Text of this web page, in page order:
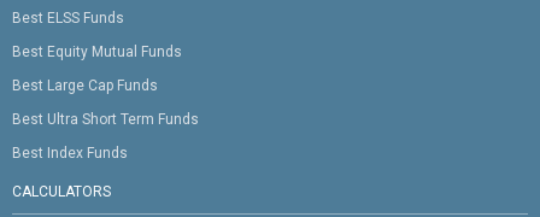
Best ELSS Funds
Best Equity Mutual Funds
Best Large Cap Funds
Best Ultra Short Term Funds
Best Index Funds
CALCULATORS